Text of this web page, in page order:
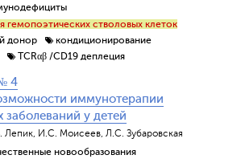
гемопоэтических стволовых клеток
донор
кондиционирование
TCRαβ /CD19 деплеция
4
иммунотерапии
заболеваний у детей
Лепик, И.С. Моисеев, Л.С. Зубаровская
новообразования